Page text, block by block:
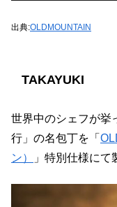
出典:OLDMOUNTAIN
TAKAYUKI
世界中のシェフが挙
行」の名包丁を「
ン）
」特別仕様にて